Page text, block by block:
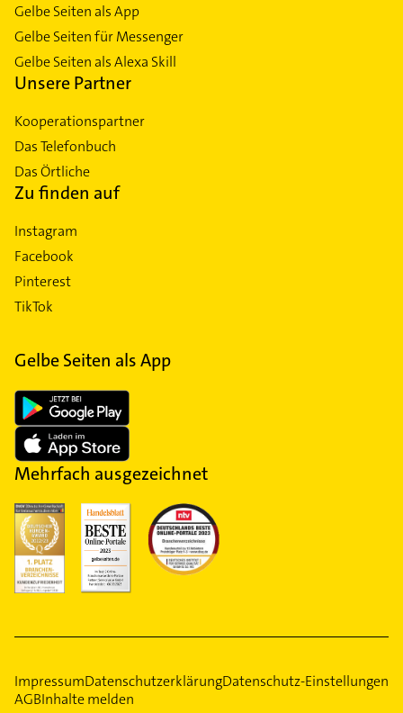
Gelbe Seiten als App
Gelbe Seiten für Messenger
Gelbe Seiten als Alexa Skill
Unsere Partner
Kooperationspartner
Das Telefonbuch
Das Örtliche
Zu finden auf
Instagram
Facebook
Pinterest
TikTok
Gelbe Seiten als App
Mehrfach ausgezeichnet
ImpressumDatenschutzerklärungDatenschutz-Einstellungen
AGBInhalte melden